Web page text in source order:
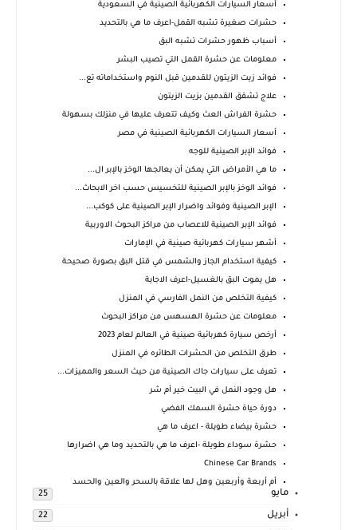
أسعار السيارات الكهربائية الصينية في السعودية
حشرات صغيرة تشبه القمل-اعرف ما هي بالتحديد
أسباب ظهور حشرات تشبه البق
معلومات عن حشرة القمل التي تصيب البشر
فوائد زيت الزيتون للقدمين قبل النوم واستخداماته تع...
علاج تشقق القدمين بزيت الزيتون
حشرة الفراش العث وكيف تتعرف عليها في منزلك بسهولة
أسعار السيارات الكهربائية الصينية في مصر
فوائد الإبر الصينية للوجه
ما هي الأمراض التي يمكن أن يعالجها الوخز بالإبر ال...
فوائد الوخز بالإبر الصينية للتخسيس حسب اخر الابحاث...
الإبر الصينية وفوائد واضرار الإبر الصينية على كوكب...
فوائد الإبر الصينية للاعصاب من مراكز البحوث الاوربية
أشهر سيارات كهربائية صينية في الإمارات
كيفية استخدام الجاز والشمس في قتل البق بصورة صحيحة
هل يموت البق بالغسيل-اعرف الاجابة
كيفية التخلص من النمل الفارسي في المنزل
معلومات عن حشرة الهسهس من مراكز البحوث
أرخص سيارة كهربائية صينية في العالم لعام 2023
طرق التخلص من الحشرات الطائره في المنزل
تعرف على سيارات جاك الصينية من حيث السعر والمميزات...
هل وجود النمل في البيت خير أم شر
دورة حياة حشرة السمك الفضي
حشرة بيضاء طويلة - اعرف ما هي
حشرة سوداء طويلة -اعرف ما هي بالتحديد وما هي اضرارها
Chinese Car Brands
أم أربعة وأربعين وهل لها علاقة بالسحر والعين والحسد
مايو 25
أبريل 22